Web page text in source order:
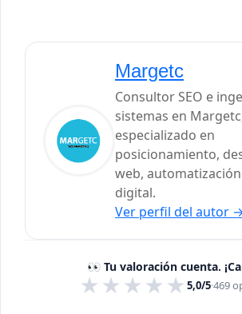
Margetc
Consultor SEO e
sistemas en
especializado en
posicionamiento,
web,
digital.
Ver perfil del autor
👀 Tu valoración cuenta.
★
★
★
★
★ 5,0/5·469